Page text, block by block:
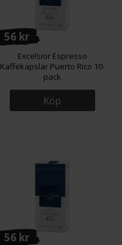
56 kr
Excelsior Espresso
Kaffekapslar Puerto Rico 10-
pack
Köp
56 kr